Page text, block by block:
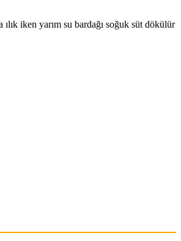
iken yarım su bardağı soğuk süt dökülür